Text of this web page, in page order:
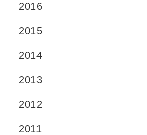
2016
2015
2014
2013
2012
2011